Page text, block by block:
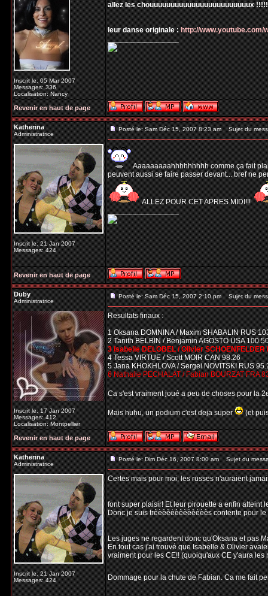
Inscrit le: 05 Mar 2007
Messages: 336
Localisation: Nancy
allez les chouuuuuuuuuuuuuuuuuuuuuuuux
leur danse originale :http://www.youtube.com/
_________________
Revenir en haut de page
Katherina
Administratrice
Inscrit le: 21 Jan 2007
Messages: 424
Posté le: Sam Déc 15, 2007 8:23 am Sujet du
Aaaaaaaaahhhhhhhhh comme ça fait
peuvent aussi se faire passer devant... bref ne
ALLEZ POUR CET APRES MIDI!!!
_________________
Revenir en haut de page
Duby
Administratrice
Inscrit le: 17 Jan 2007
Messages: 412
Localisation: Montpellier
Posté le: Sam Déc 15, 2007 2:10 pm Sujet du
Resultats finaux :
1 Oksana DOMNINA / Maxim SHABALIN RUS
2 Tanith BELBIN / Benjamin AGOSTO USA
3 Isabelle DELOBEL / Olivier SCHOENFELDER
4 Tessa VIRTUE / Scott MOIR CAN 98.26
5 Jana KHOKHLOVA / Sergei NOVITSKI RUS
6 Nathalie PECHALAT / Fabian BOURZAT FRA
Ca s'est vraiment joué a peu de choses pour la
Mais huhu, un podium c'est deja super (et
Revenir en haut de page
Katherina
Administratrice
Inscrit le: 21 Jan 2007
Messages: 424
Posté le: Dim Déc 16, 2007 8:00 am Sujet du
Certes mais pour moi, les russes n'auraient
font super plaisir! Et leur pirouette a enfin atteint
Donc je suis trèèèèèèèèèèèèès contente pour
Les juges ne regardent donc qu'Oksana et pas
En tout cas j'ai trouvé que Isabelle & Olivier
vraiment pour les CE!! (quoiqu'aux CE y'aura
Dommage pour la chute de Fabian. Ca me fait